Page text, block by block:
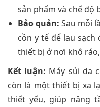
sản phẩm và chế độ
Bảo quản: Sau mỗi
cồn y tế để lau sạch
thiết bị ở nơi khô
Kết luận: Máy sủi da
còn là một thiết bị xa
thiết yếu, giúp nâng